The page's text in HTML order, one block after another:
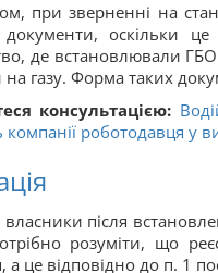
при зверненні на
документи, оскільки
де встановлювали
газу. Форма таких
консультацією:
компанії роботодавця у
після
розуміти, що
а це відповідно до п. 1